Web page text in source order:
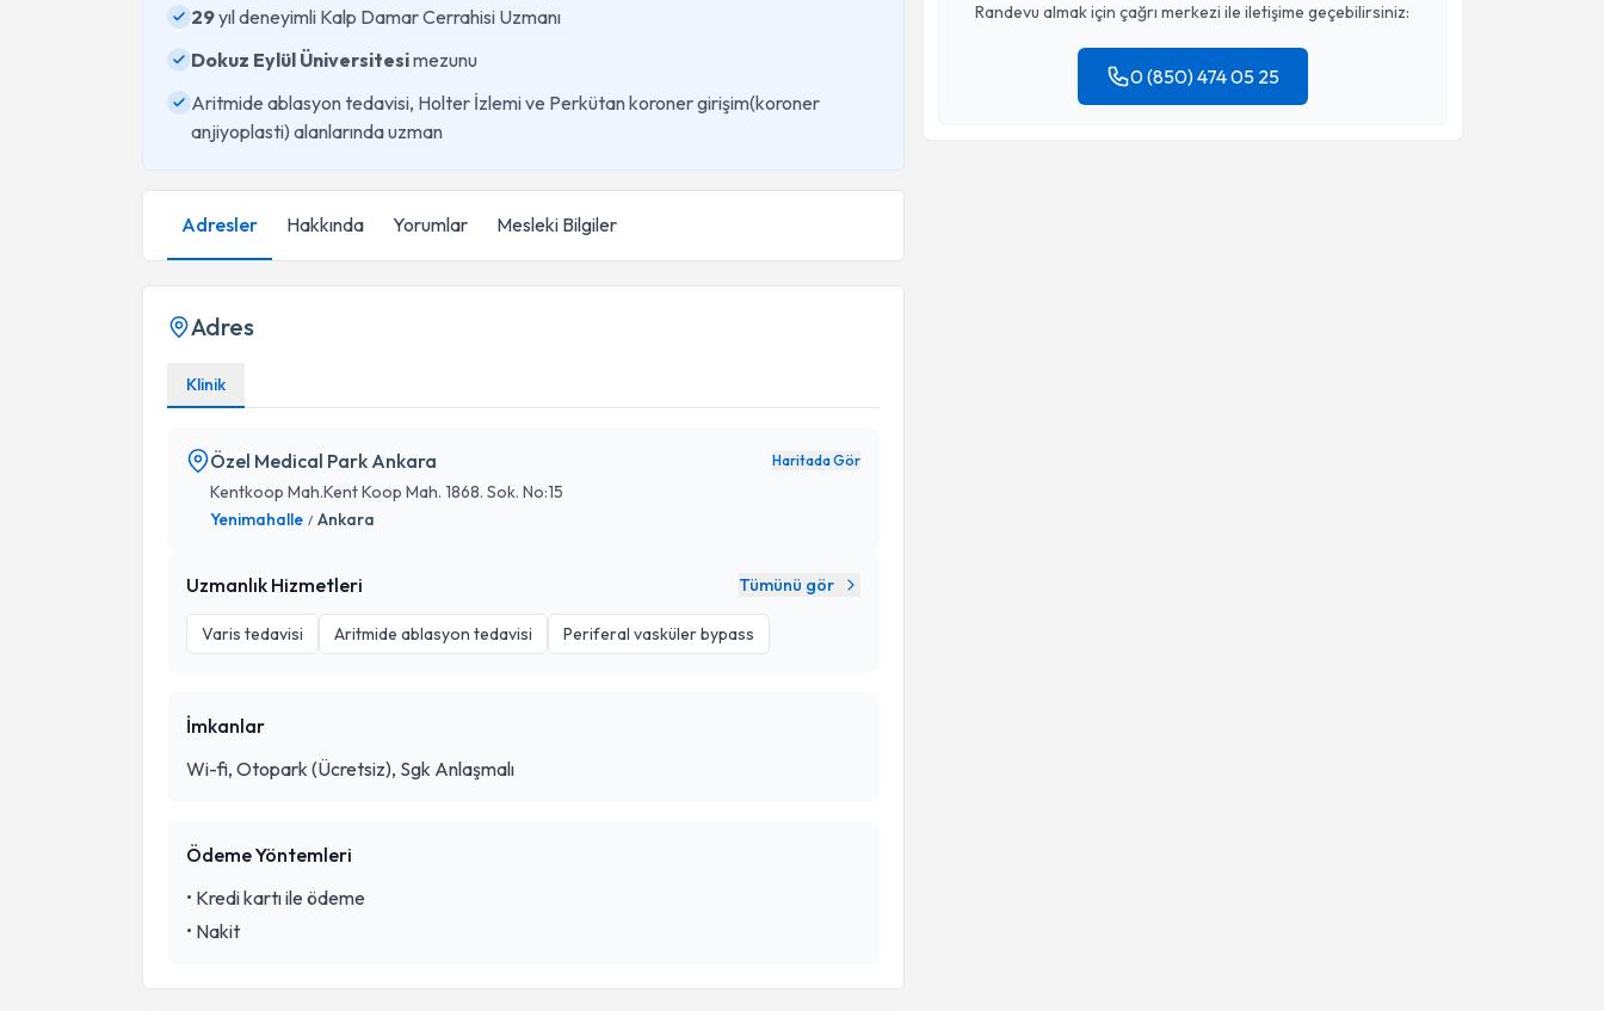
29yıl deneyimli Kalp Damar Cerrahisi Uzmanı
Dokuz Eylül Üniversitesimezunu
Aritmide ablasyon tedavisi, Holter İzlemi ve Perkütan koroner girişim(koroner
anjiyoplasti) alanlarında uzman
Adresler Hakkında Yorumlar Mesleki Bilgiler
Adres
Klinik
Özel Medical Park Ankara Haritada Gör
Kentkoop Mah.Kent Koop Mah. 1868. Sok. No:15
Yenimahalle / Ankara
Uzmanlık Hizmetleri Tümünü gör
Varis tedavisi Aritmide ablasyon tedavisi Periferal vasküler bypass
İmkanlar
Wi-fi, Otopark (Ücretsiz), Sgk Anlaşmalı
Ödeme Yöntemleri
• Kredi kartı ile ödeme
• Nakit
Randevu almak için çağrı merkezi ile iletişime geçebilirsiniz:
0 (850) 474 05 25